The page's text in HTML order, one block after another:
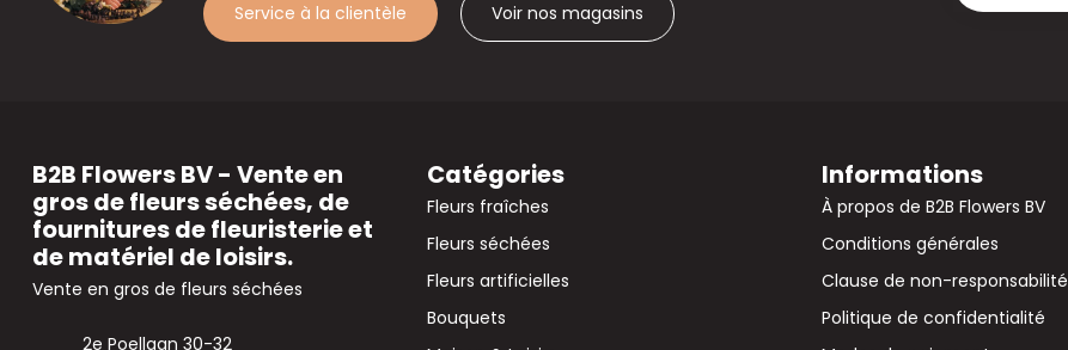
Service à la clientèle Voir nos magasins
B2B Flowers BV - Vente en
gros de fleurs séchées, de
fournitures de fleuristerie et
de matériel de loisirs.
Vente en gros de fleurs séchées
2e Poellaan 30-32
Catégories
Fleurs fraîches
Fleurs séchées
Fleurs artificielles
Bouquets
Informations
À propos de B2B Flowers BV
Conditions générales
Clause de non-responsabilité
Politique de confidentialité